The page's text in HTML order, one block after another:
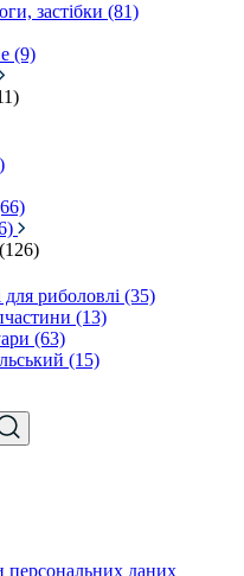
застібки (81)
(9)
для риболовлі (35)
(13)
(63)
(15)
персональних даних